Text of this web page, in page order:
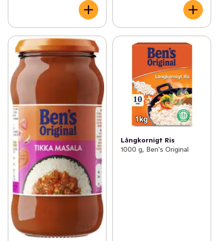
Långkornigt Ris
1000 g, Ben's Original